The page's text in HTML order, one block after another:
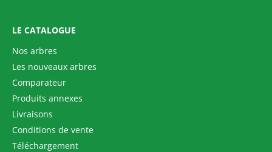
LE CATALOGUE
Nos arbres
Les nouveaux arbres
Comparateur
Produits annexes
Livraisons
Conditions de vente
Téléchargement